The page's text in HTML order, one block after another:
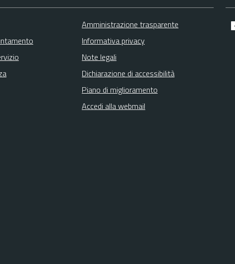
Amministrazione trasparente
Informativa privacy
Note legali
Dichiarazione di accessibilità
Piano di miglioramento
Accedi alla webmail